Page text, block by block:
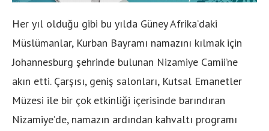
Her yıl olduğu gibi bu yılda Güney Afrika’daki
Müslümanlar, Kurban Bayramı namazını kılmak için
Johannesburg şehrinde bulunan Nizamiye Camii’ne
akın etti. Çarşısı, geniş salonları, Kutsal Emanetler
Müzesi ile bir çok etkinliği içerisinde barındıran
Nizamiye’de, namazın ardından kahvaltı programı